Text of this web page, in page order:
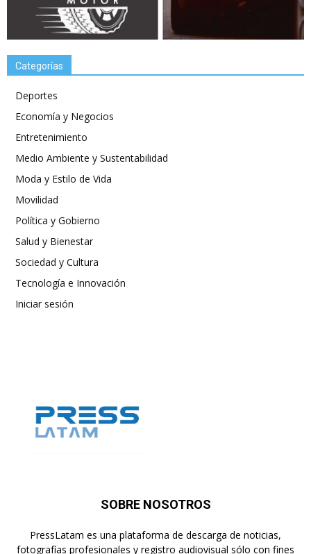
Categorías
Deportes
Economía y Negocios
Entretenimiento
Medio Ambiente y Sustentabilidad
Moda y Estilo de Vida
Movilidad
Política y Gobierno
Salud y Bienestar
Sociedad y Cultura
Tecnología e Innovación
Iniciar sesión
SOBRE NOSOTROS
PressLatam es una plataforma de descarga de noticias,
fotografías profesionales y registro audiovisual sólo con fines